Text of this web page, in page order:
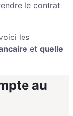
le contrat
les
et quelle
au